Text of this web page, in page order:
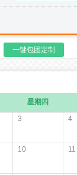
一键包团定制
星期四
3 4
10 11